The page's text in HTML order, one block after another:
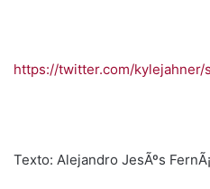
https://twitter.com/kylejahner/
Texto: Alejandro JesÃºs